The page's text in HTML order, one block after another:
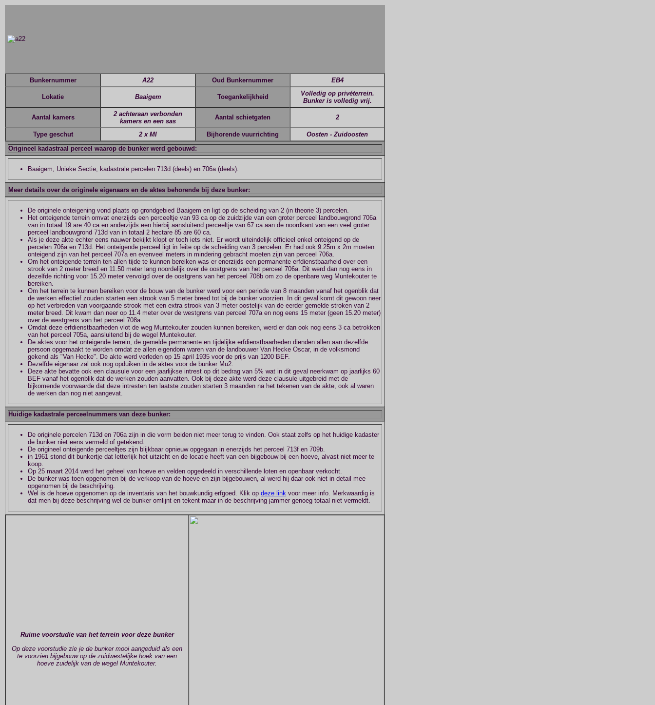
Bunkernummer A22 Oud Bunkernummer EB4
Lokatie Baaigem Toegankelijkheid
Volledig op privéterrein.
Bunker is volledig vrij.
Aantal kamers
2 achteraan verbonden
kamers en een sas
Aantal schietgaten 2
Type geschut 2 x MI Bijhorende vuurrichting
Oosten - Zuidoosten
Origineel kadastraal perceel waarop de bunker werd gebouwd:
Baaigem, Unieke Sectie, kadastrale percelen 713d (deels) en 706a (deels).
Meer details over de originele eigenaars en de aktes behorende bij deze bunker:
De originele onteigening vond plaats op grondgebied Baaigem en ligt op de scheiding van 2 (in theorie 3) percelen.
Het onteigende terrein omvat enerzijds een perceeltje van 93 ca op de zuidzijde van een groter perceel landbouwgrond 706a
van in totaal 19 are 40 ca en anderzijds een hierbij aansluitend perceeltje van 67 ca aan de noordkant van een veel groter
perceel landbouwgrond 713d van in totaal 2 hectare 85 are 60 ca.
Als je deze akte echter eens nauwer bekijkt klopt er toch iets niet. Er wordt uiteindelijk officieel enkel onteigend op de
percelen 706a en 713d. Het onteigende perceel ligt in feite op de scheiding van 3 percelen. Er had ook 9.25m x 2m moeten
onteigend zijn van het perceel 707a en evenveel meters in mindering gebracht moeten zijn van perceel 706a.
Om het onteigende terrein ten allen tijde te kunnen bereiken was er enerzijds een permanente erfdienstbaarheid over een
strook van 2 meter breed en 11.50 meter lang noordelijk over de oostgrens van het perceel 706a. Dit werd dan nog eens in
dezelfde richting voor 15.20 meter vervolgd over de oostgrens van het perceel 708b om zo de openbare weg Muntekouter te
bereiken.
Om het terrein te kunnen bereiken voor de bouw van de bunker werd voor een periode van 8 maanden vanaf het ogenblik dat
de werken effectief zouden starten een strook van 5 meter breed tot bij de bunker voorzien. In dit geval komt dit gewoon neer
op het verbreden van voorgaande strook met een extra strook van 3 meter oostelijk van de eerder gemelde stroken van 2
meter breed. Dit kwam dan neer op 11.4 meter over de westgrens van perceel 707a en nog eens 15 meter (geen 15.20 meter)
over de westgrens van het perceel 708a.
Omdat deze erfdienstbaarheden vlot de weg Muntekouter zouden kunnen bereiken, werd er dan ook nog eens 3 ca betrokken
van het perceel 705a, aansluitend bij de wegel Muntekouter.
De aktes voor het onteigende terrein, de gemelde permanente en tijdelijke erfdienstbaarheden dienden allen aan dezelfde
persoon opgemaakt te worden omdat ze allen eigendom waren van de landbouwer Van Hecke Oscar, in de volksmond
gekend als "Van Hecke". De akte werd verleden op 15 april 1935 voor de prijs van 1200 BEF.
Dezelfde eigenaar zal ook nog opduiken in de aktes voor de bunker Mu2.
Deze akte bevatte ook een clausule voor een jaarlijkse intrest op dit bedrag van 5% wat in dit geval neerkwam op jaarlijks 60
BEF vanaf het ogenblik dat de werken zouden aanvatten. Ook bij deze akte werd deze clausule uitgebreid met de
bijkomende voorwaarde dat deze intresten ten laatste zouden starten 3 maanden na het tekenen van de akte, ook al waren
de werken dan nog niet aangevat.
Huidige kadastrale perceelnummers van deze bunker:
De originele percelen 713d en 706a zijn in die vorm beiden niet meer terug te vinden. Ook staat zelfs op het huidige kadaster
de bunker niet eens vermeld of getekend.
De origineel onteigende perceeltjes zijn blijkbaar opnieuw opgegaan in enerzijds het perceel 713f en 709b.
in 1961 stond dit bunkertje dat letterlijk het uitzicht en de locatie heeft van een bijgebouw bij een hoeve, alvast niet meer te
koop.
Op 25 maart 2014 werd het geheel van hoeve en velden opgedeeld in verschillende loten en openbaar verkocht.
De bunker was toen opgenomen bij de verkoop van de hoeve en zijn bijgebouwen, al werd hij daar ook niet in detail mee
opgenomen bij de beschrijving.
Wel is de hoeve opgenomen op de inventaris van het bouwkundig erfgoed. Klik op deze link voor meer info. Merkwaardig is
dat men bij deze beschrijving wel de bunker omlijnt en tekent maar in de beschrijving jammer genoeg totaal niet vermeldt.
Ruime voorstudie van het terrein voor deze bunker
Op deze voorstudie zie je de bunker mooi aangeduid als een
te voorzien bijgebouw op de zuidwestelijke hoek van een
hoeve zuidelijk van de wegel Muntekouter.